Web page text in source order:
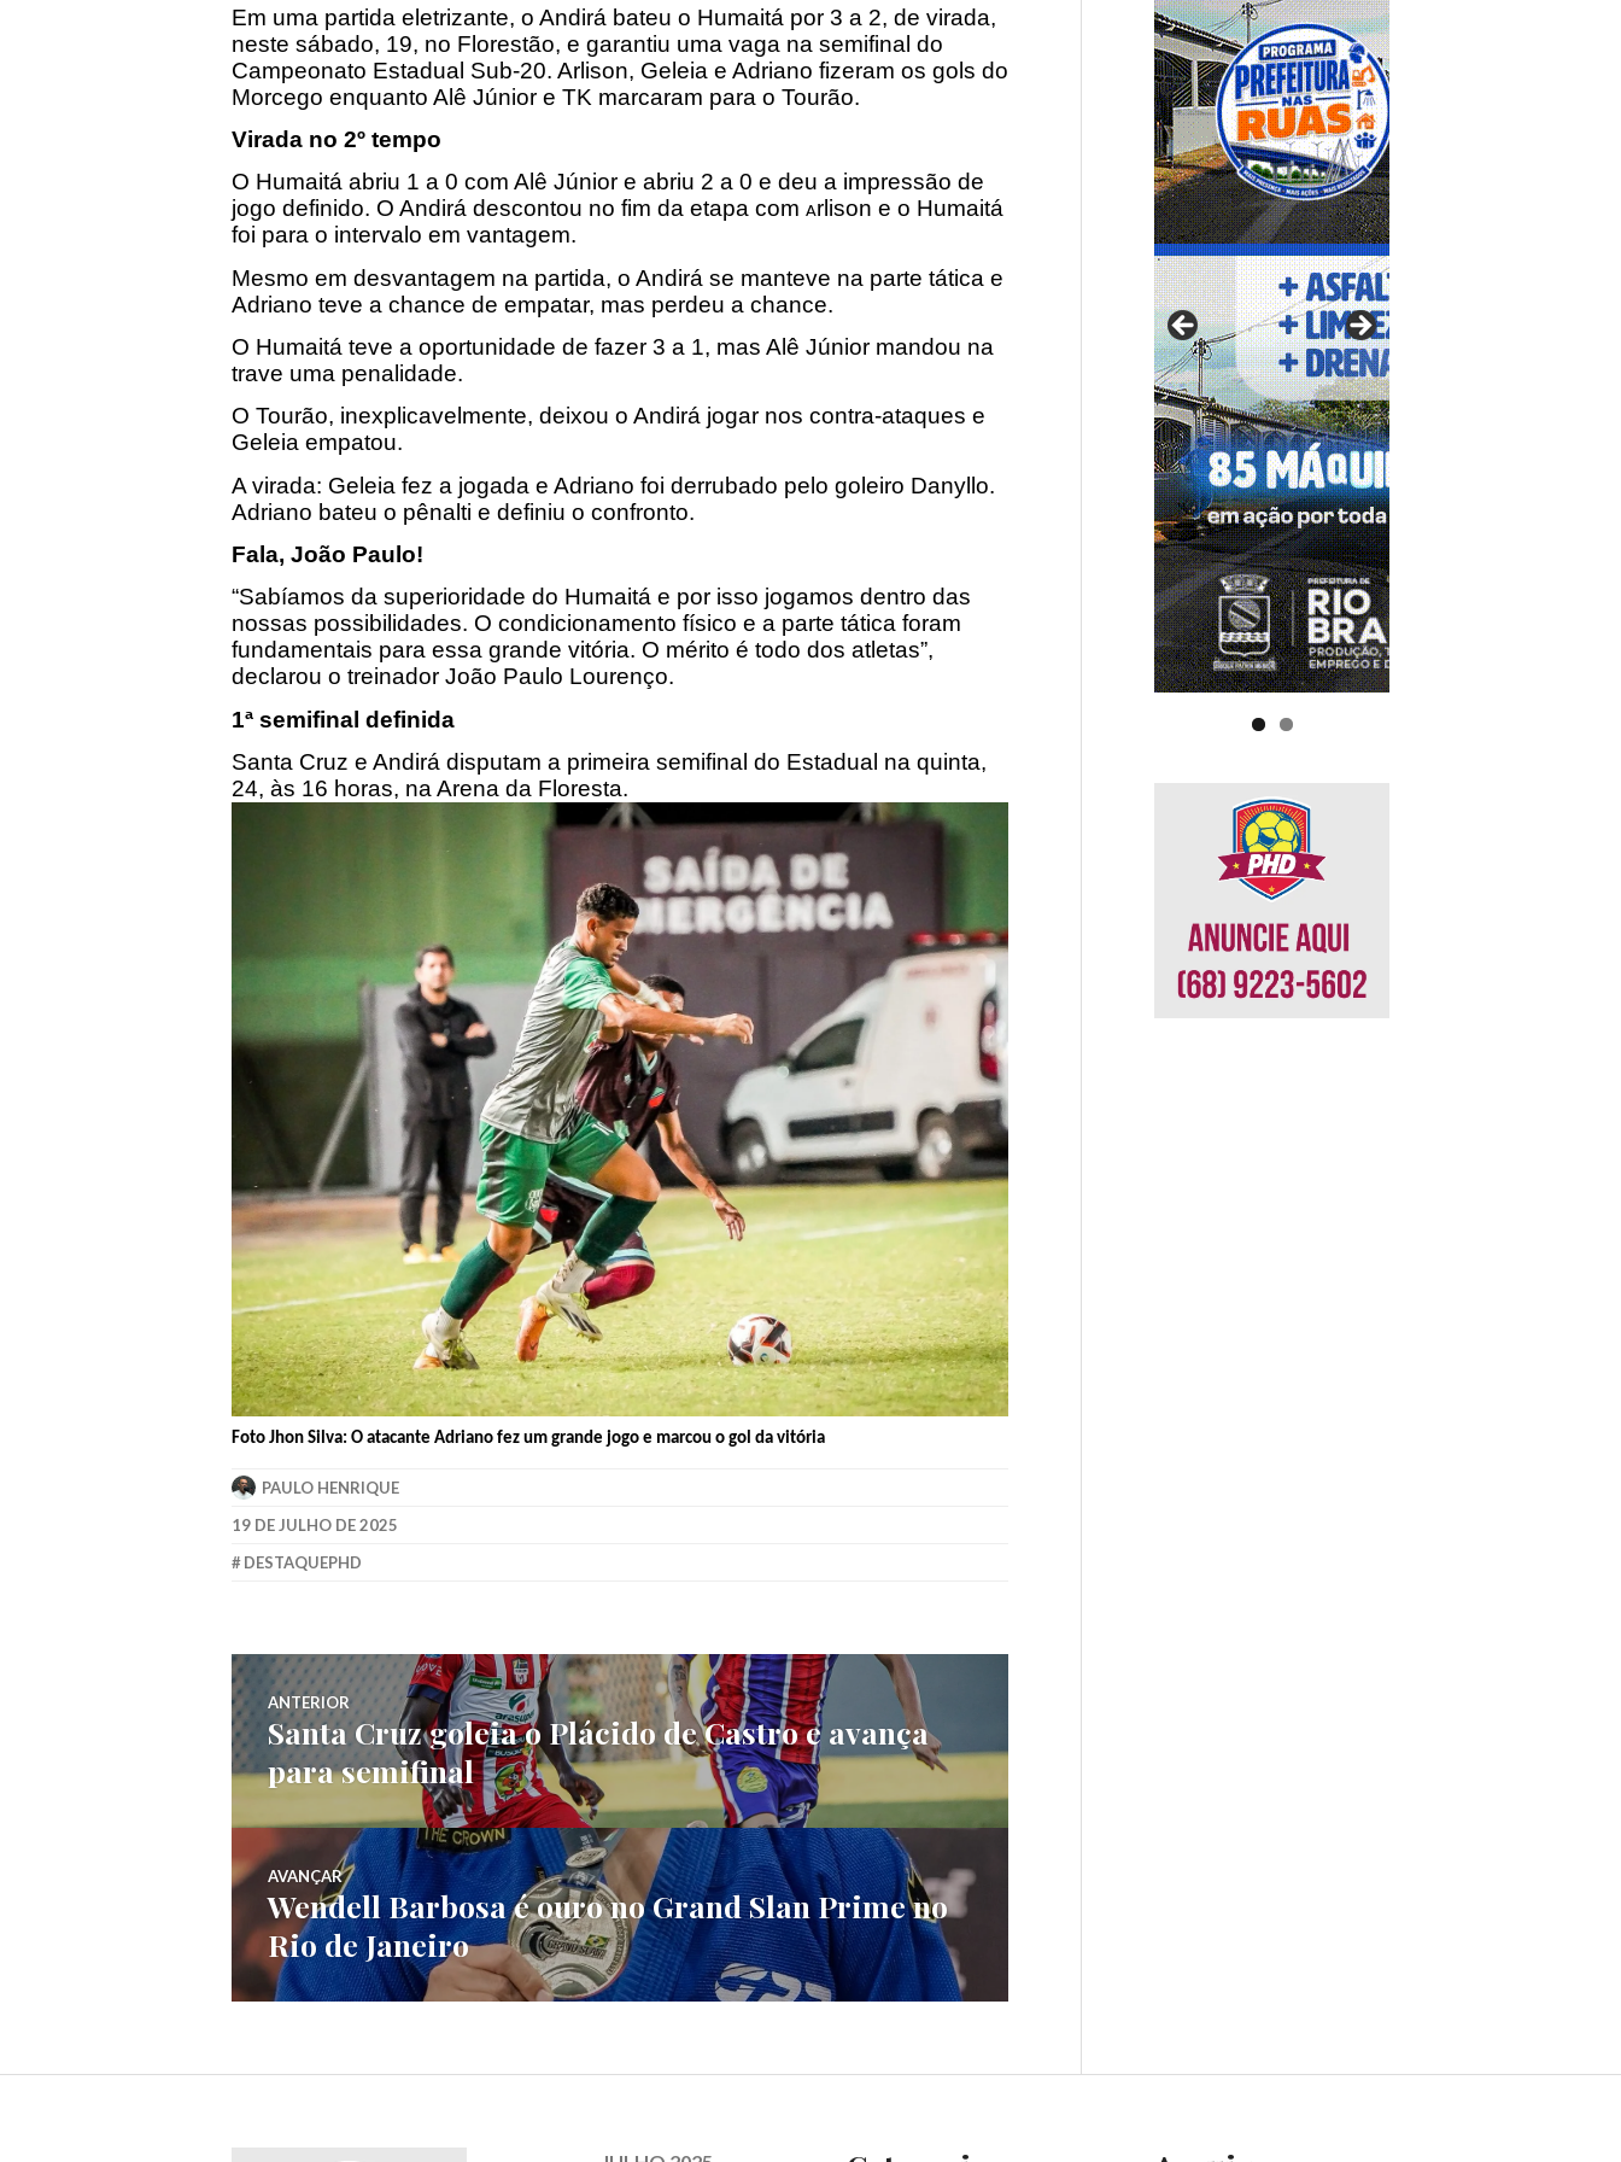
Em uma partida eletrizante, o Andirá bateu o Humaitá por 3 a 2, de virada,
neste sábado, 19, no Florestão, e garantiu uma vaga na semifinal do
Campeonato Estadual Sub-20. Arlison, Geleia e Adriano fizeram os gols do
Morcego enquanto Alê Júnior e TK marcaram para o Tourão.
Virada no 2º tempo
O Humaitá abriu 1 a 0 com Alê Júnior e abriu 2 a 0 e deu a impressão de
jogo definido. O Andirá descontou no fim da etapa com Arlison e o Humaitá
foi para o intervalo em vantagem.
Mesmo em desvantagem na partida, o Andirá se manteve na parte tática e
Adriano teve a chance de empatar, mas perdeu a chance.
O Humaitá teve a oportunidade de fazer 3 a 1, mas Alê Júnior mandou na
trave uma penalidade.
O Tourão, inexplicavelmente, deixou o Andirá jogar nos contra-ataques e
Geleia empatou.
A virada: Geleia fez a jogada e Adriano foi derrubado pelo goleiro Danyllo.
Adriano bateu o pênalti e definiu o confronto.
Fala, João Paulo!
“Sabíamos da superioridade do Humaitá e por isso jogamos dentro das
nossas possibilidades. O condicionamento físico e a parte tática foram
fundamentais para essa grande vitória. O mérito é todo dos atletas”,
declarou o treinador João Paulo Lourenço.
1ª semifinal definida
Santa Cruz e Andirá disputam a primeira semifinal do Estadual na quinta,
24, às 16 horas, na Arena da Floresta.
Foto Jhon Silva: O atacante Adriano fez um grande jogo e marcou o gol da vitória
PAULO HENRIQUE
19 DE JULHO DE 2025
DESTAQUEPHD
ANTERIOR
Santa Cruz goleia o Plácido de Castro e avança
para semifinal
AVANÇAR
Wendell Barbosa é ouro no Grand Slan Prime no
Rio de Janeiro